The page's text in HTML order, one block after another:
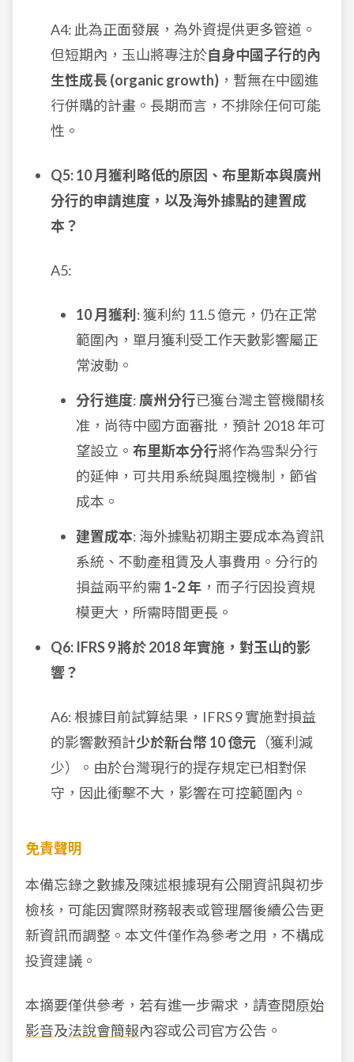
A4: 此為正面發展，為外資提供更多管道。
但短期內，玉山將專注於自身中國子行的內
生性成長 (organic growth) ，暫無在中國進
行併購的計畫。長期而言，不排除任何可能
性。
Q5: 10 月獲利略低的原因、布里斯本與廣州
分行的申請進度，以及海外據點的建置成
本？
A5:
10 月獲利 : 獲利約 11.5 億元，仍在正常
範圍內，單月獲利受工作天數影響屬正
常波動。
分行進度: 廣州分行已獲台灣主管機關核
准，尚待中國方面審批，預計 2018 年可
望設立。 布里斯本分行將作為雪梨分行
的延伸，可共用系統與風控機制，節省
成本。
建置成本: 海外據點初期主要成本為資訊
系統、不動產租賃及人事費用。分行的
損益兩平約需 1-2 年 ，而子行因投資規
模更大，所需時間更長。
Q6: IFRS 9 將於 2018 年實施，對玉山的影
響？
A6: 根據目前試算結果，IFRS 9 實施對損益
的影響數預計少於新台幣 10 億元 （獲利減
少）。由於台灣現行的提存規定已相對保
守，因此衝擊不大，影響在可控範圍內。
免責聲明
本備忘錄之數據及陳述根據現有公開資訊與初步
檢核，可能因實際財務報表或管理層後續公告更
新資訊而調整。本文件僅作為參考之用，不構成
投資建議。
本摘要僅供參考，若有進一步需求，請查閱原始
影音及法說會簡報內容或公司官方公告。